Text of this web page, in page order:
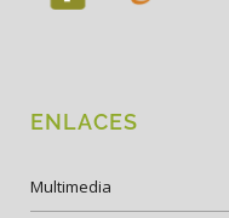
ENLACES
Multimedia